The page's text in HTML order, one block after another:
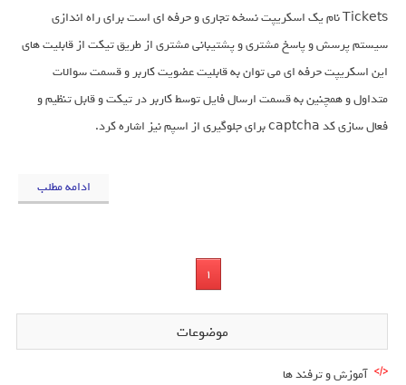
Tickets نام یک اسکریپت نسخه تجاری و حرفه ای است برای راه اندازی
سیستم پرسش و پاسخ مشتری و پشتیبانی مشتری از طریق تیکت از قابلیت های
این اسکریپت حرفه ای می توان به قابلیت عضویت کاربر و قسمت سوالات
متداول و همچنین به قسمت ارسال فایل توسط کاربر در تیکت و قابل تنظیم و
فعال سازی کد captcha برای جلوگیری از اسپم نیز اشاره کرد.
ادامه مطلب
1
موضوعات
آموزش و ترفند ها